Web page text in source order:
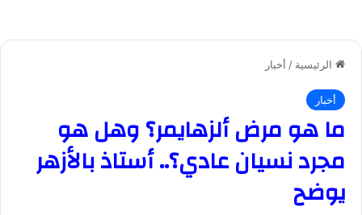
الرئيسية / أخبار
أخبار
ما هو مرض ألزهايمر؟ وهل هو
مجرد نسيان عادي؟.. أستاذ بالأزهر
يوضح